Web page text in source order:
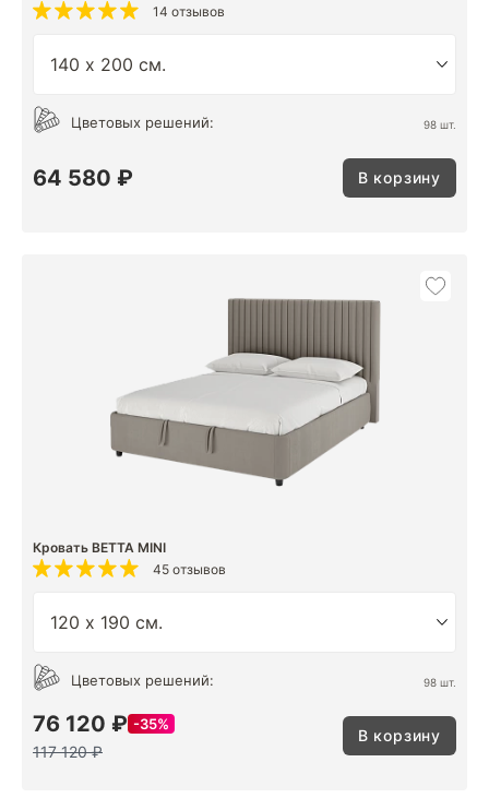
14 отзывов
Цветовых решений: 98 шт.
64 580 ₽ В корзину
Кровать BETTA MINI
45 отзывов
Цветовых решений: 98 шт.
76 120 ₽ 35%
117 120 ₽
В корзину